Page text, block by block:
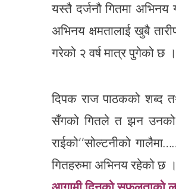
यस्तै दर्जनौ गितमा
अभिनय क्षमतालाई खुबै
गरेको २ वर्ष मात्र पुगेको छ ।
दिपक राज पाठकको शब्द
सँगको गितले त झन उनको
राईको‘‘सोल्टनीको
गितहरुमा अभिनय रहेको छ ।